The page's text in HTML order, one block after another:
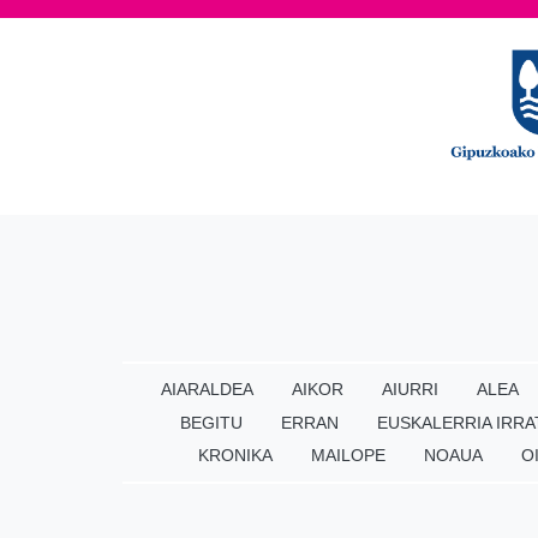
AIARALDEA AIKOR AIURRI ALEA
BEGITU
ERRAN EUSKALERRIA
KRONIKA
MAILOPE NOAUA